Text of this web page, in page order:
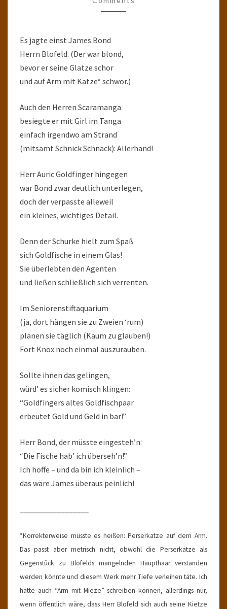
Es jagte einst James Bond
Herrn Blofeld. (Der war blond,
bevor er seine Glatze schor
und auf Arm mit Katze* schwor.)
Auch den Herren Scaramanga
besiegte er mit Girl im Tanga
einfach irgendwo am Strand
(mitsamt Schnick Schnack): Allerhand!
Herr Auric Goldfinger hingegen
war Bond zwar deutlich unterlegen,
doch der verpasste alleweil
ein kleines, wichtiges Detail.
Denn der Schurke hielt zum Spaß
sich Goldfische in einem Glas!
Sie überlebten den Agenten
und ließen schließlich sich verrenten.
Im Seniorenstiftaquarium
(ja, dort hängen sie zu Zweien ‘rum)
planen sie täglich (Kaum zu glauben!)
Fort Knox noch einmal auszurauben.
Sollte ihnen das gelingen,
würd’ es sicher komisch klingen:
“Goldfingers altes Goldfischpaar
erbeutet Gold und Geld in bar!”
Herr Bond, der müsste eingesteh’n:
“Die Fische hab’ ich überseh’n!”
Ich hoffe – und da bin ich kleinlich –
das wäre James überaus peinlich!
*Korrekterweise müsste es heißen: Perserkatze auf dem Arm.
Das passt aber metrisch nicht, obwohl die Perserkatze als
Gegenstück zu Blofelds mangelnden Haupthaar verstanden
werden könnte und diesem Werk mehr Tiefe verleihen täte. Ich
hätte auch “Arm mit Mieze” schreiben können, allerdings nur,
wenn öffentlich wäre, dass Herr Blofeld sich auch seine Kietze